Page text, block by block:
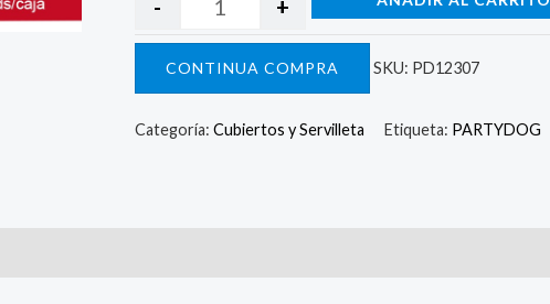
- +
CONTINUA COMPRA SKU: PD12307
Categoría: Cubiertos y Servilleta Etiqueta: PARTYDOG